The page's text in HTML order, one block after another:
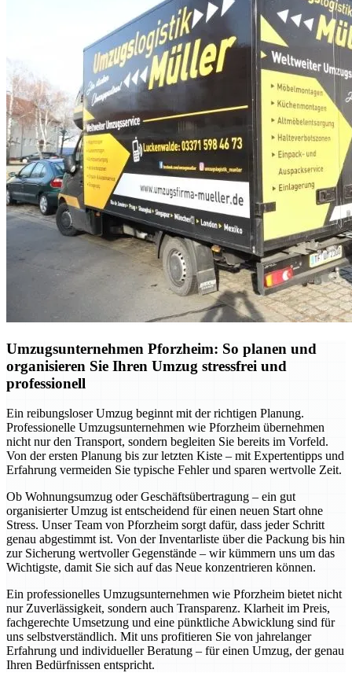
Umzugsunternehmen Pforzheim: So planen und
organisieren Sie Ihren Umzug stressfrei und
professionell
Ein reibungsloser Umzug beginnt mit der richtigen Planung.
Professionelle Umzugsunternehmen wie Pforzheim übernehmen
nicht nur den Transport, sondern begleiten Sie bereits im Vorfeld.
Von der ersten Planung bis zur letzten Kiste – mit Expertentipps und
Erfahrung vermeiden Sie typische Fehler und sparen wertvolle Zeit.
Ob Wohnungsumzug oder Geschäftsübertragung – ein gut
organisierter Umzug ist entscheidend für einen neuen Start ohne
Stress. Unser Team von Pforzheim sorgt dafür, dass jeder Schritt
genau abgestimmt ist. Von der Inventarliste über die Packung bis hin
zur Sicherung wertvoller Gegenstände – wir kümmern uns um das
Wichtigste, damit Sie sich auf das Neue konzentrieren können.
Ein professionelles Umzugsunternehmen wie Pforzheim bietet nicht
nur Zuverlässigkeit, sondern auch Transparenz. Klarheit im Preis,
fachgerechte Umsetzung und eine pünktliche Abwicklung sind für
uns selbstverständlich. Mit uns profitieren Sie von jahrelanger
Erfahrung und individueller Beratung – für einen Umzug, der genau
Ihren Bedürfnissen entspricht.